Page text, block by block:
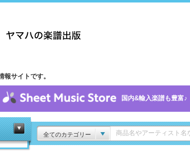
報サイトです。
国内&輸入楽譜も豊富♪
全てのカテゴリー